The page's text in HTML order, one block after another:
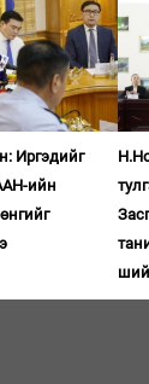
Иргэдийг
ийн